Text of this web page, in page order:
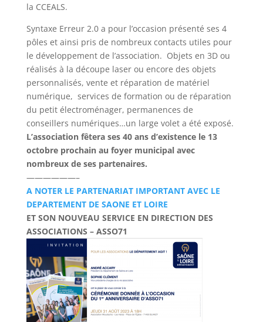
la CCEALS.
Syntaxe Erreur 2.0 a pour l’occasion présenté ses 4
pôles et ainsi pris de nombreux contacts utiles pour
le développement de l’association. Objets en 3D ou
réalisés à la découpe laser ou encore des objets
personnalisés, vente et réparation de matériel
numérique, services de formation ou de réparation
du petit électroménager, permanences de
conseillers numériques…un large volet a été exposé.
L’association fêtera ses 40 ans d’existence le 13
octobre prochain au foyer municipal avec
nombreux de ses partenaires.
——————–
A NOTER LE PARTENARIAT IMPORTANT AVEC LE
DEPARTEMENT DE SAONE ET LOIRE
ET SON NOUVEAU SERVICE EN DIRECTION DES
ASSOCIATIONS – ASSO71